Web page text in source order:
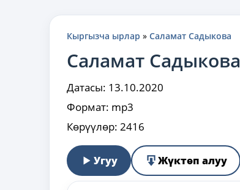
Кыргызча ырлар » Саламат Садыкова
Саламат Садыкова
Датасы: 13.10.2020
Формат: mp3
Көрүүлөр: 2416
Угуу Жүктөп алуу